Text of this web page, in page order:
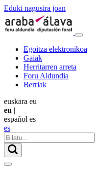
Eduki nagusira joan
Egoitza elektronikoa
Gaiak
Herritarren arreta
Foru Aldundia
Berriak
euskara eu
eu |
español es
es